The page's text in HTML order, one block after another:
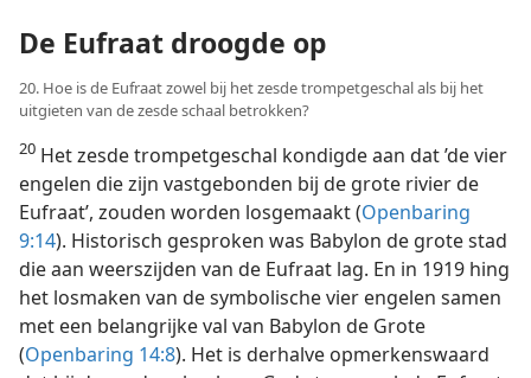
De Eufraat droogde op
20. Hoe is de Eufraat zowel bij het zesde trompetgeschal als bij het
uitgieten van de zesde schaal betrokken?
20 Het zesde trompetgeschal kondigde aan dat ’de vier
engelen die zijn vastgebonden bij de grote rivier de
Eufraat’, zouden worden losgemaakt (Openbaring
9:14). Historisch gesproken was Babylon de grote stad
die aan weerszijden van de Eufraat lag. En in 1919 hing
het losmaken van de symbolische vier engelen samen
met een belangrijke val van Babylon de Grote
(Openbaring 14:8). Het is derhalve opmerkenswaard